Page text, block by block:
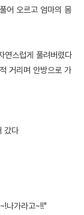
어 오르고 엄마의 몸
연스럽게 풀려버렸다
거리며 안방으로 가
갔다
나가라고~!!"